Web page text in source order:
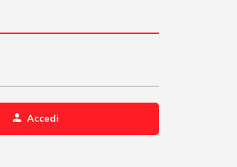
Accedi